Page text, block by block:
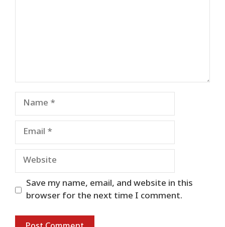
Name
Email
Website
Save my name, email, and website in this
browser for the next time I comment.